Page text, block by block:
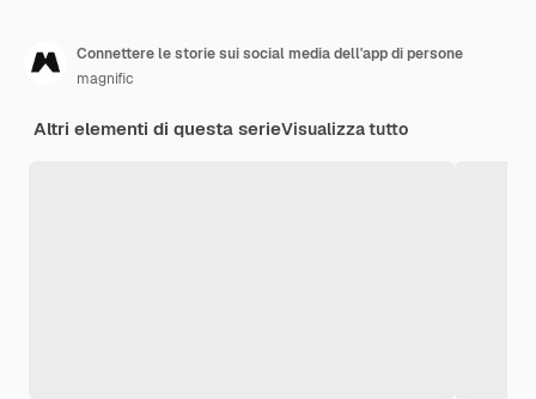
Connettere le storie sui social media dell'app di persone
magnific
Altri elementi di questa serieVisualizza tutto